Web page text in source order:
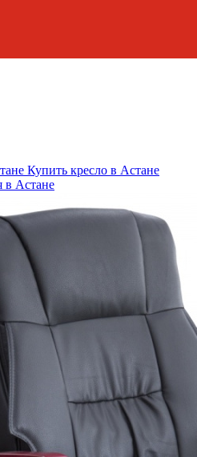
Купить кресло в Астане
в Астане